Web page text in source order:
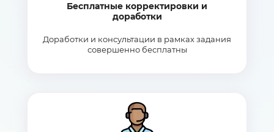
Бесплатные корректировки и
доработки
Доработки и консультации в рамках задания
совершенно бесплатны